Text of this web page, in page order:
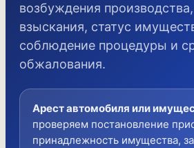
возбуждения
взыскания, статус
соблюдение процедуры и
обжалования.
Арест автомобиля или
проверяем постановление
принадлежность имущества,